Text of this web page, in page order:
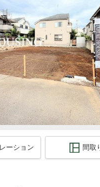
ださい。
、ご希望に添えない場
お選びできます】
］駅徒歩1分 アクウェ
ルに提携駐車場がござ
でお迎え。
等、ご希望の場所での
使用したオンライン内
ーション 間取